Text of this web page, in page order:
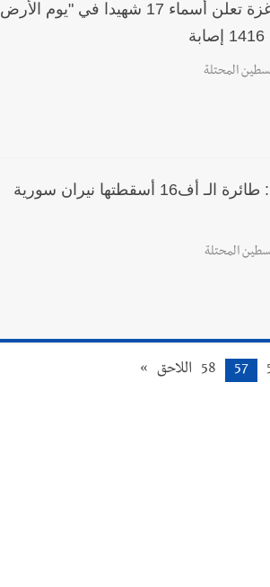
وزارة الصحة في غزة تعلن أسماء 17 شهيدا في "يوم الأرض
المحتلة
الجيش الاسرائيلي: طائرة الـ أف16 أسقطتها نيران سورية
المحتلة
57
58 اللاحق »